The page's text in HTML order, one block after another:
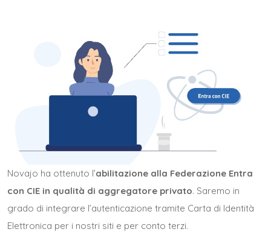
Novajo ha ottenuto l’abilitazione alla Federazione Entra
con CIE in qualità di aggregatore privato. Saremo in
grado di integrare l’autenticazione tramite Carta di Identità
Elettronica per i nostri siti e per conto terzi.